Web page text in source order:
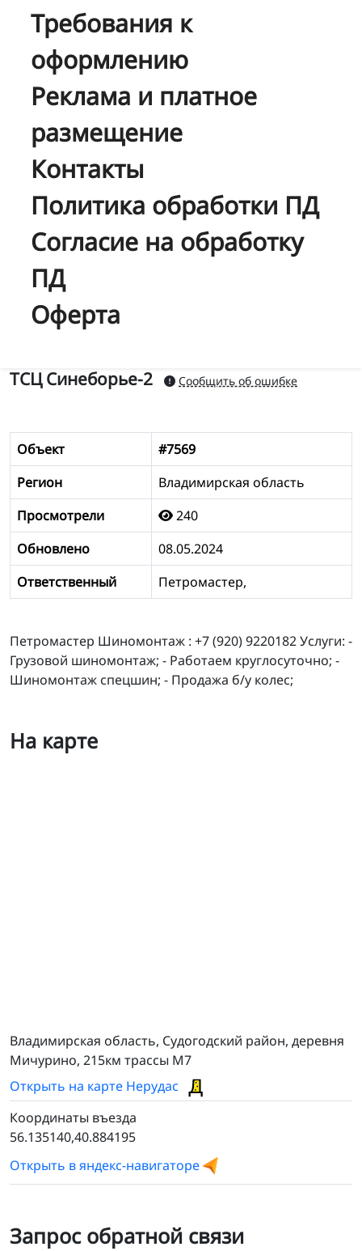
Требования к
оформлению
Реклама и платное
размещение
Контакты
Политика обработки ПД
Согласие на обработку
ПД
Оферта
ТСЦ Синеборье-2 Сообщить об ошибке
Объект
#7569
Регион
Владимирская область
Просмотрели
240
Обновлено
08.05.2024
Ответственный
Петромастер,
Петромастер Шиномонтаж : +7 (920) 9220182 Услуги: -
Грузовой шиномонтаж; - Работаем круглосуточно; -
Шиномонтаж спецшин; - Продажа б/у колес;
На карте
Владимирская область, Судогодский район, деревня
Мичурино, 215км трассы М7
Открыть на карте Нерудас
Координаты въезда
56.135140,40.884195
Открыть в яндекс-навигаторе
Запрос обратной связи